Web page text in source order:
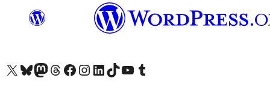
Besøk vår konto på X Visit our Bluesky account
Besøk vår Mastodon-konto
Visit our Threads account
Besøk vår Facebook-sideBesøk vår Instagram-konto
Besøk vår LinkedIn-konto
Visit our TikTok account
Visit our YouTube channel
Visit our Tumblr account